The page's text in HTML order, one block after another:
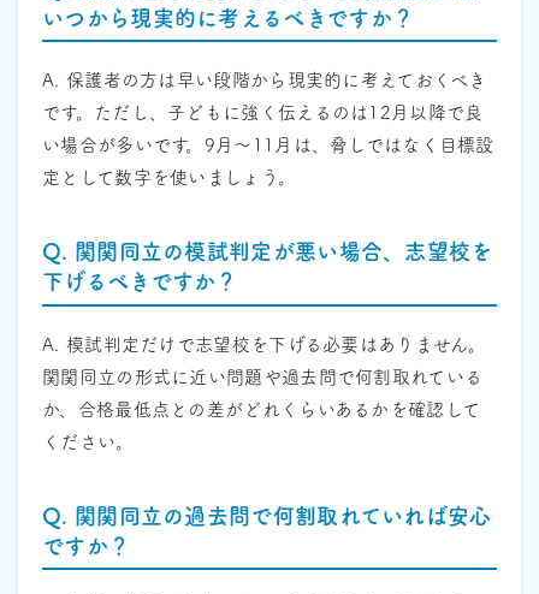
いつから現実的に考えるべきですか？
A. 保護者の方は早い段階から現実的に考えておくべき
です。ただし、子どもに強く伝えるのは12月以降で良
い場合が多いです。9月〜11月は、脅しではなく目標設
定として数字を使いましょう。
Q. 関関同立の模試判定が悪い場合、志望校を
下げるべきですか？
A. 模試判定だけで志望校を下げる必要はありません。
関関同立の形式に近い問題や過去問で何割取れている
か、合格最低点との差がどれくらいあるかを確認して
ください。
Q. 関関同立の過去問で何割取れていれば安心
ですか？